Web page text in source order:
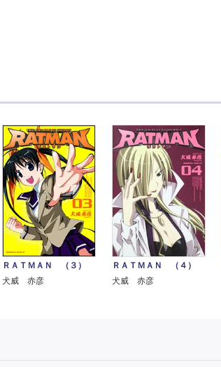
ＲＡＴＭＡＮ （３）
犬威 赤彦
ＲＡＴＭＡＮ （４）
犬威 赤彦